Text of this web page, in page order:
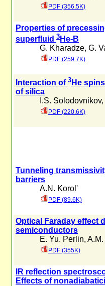
PDF (356.5K)
Properties of
superfluid 3 He-B
G. Kharadze, G.
PDF (259.7K)
Interaction of 3 He
of silica
I.S. Solodovnikov,
PDF (220.6K)
Tunneling
barriers
A.N. Korol'
PDF (89.6K)
Optical Faraday effect
semiconductors
E. Yu. Perlin,
PDF (355K)
IR reflection
Effects of